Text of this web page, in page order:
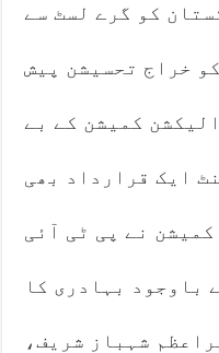
کو گرے لسٹ سے
خراج تحسیشن پیش
کمیشن کے بے
ایک قرارداد بھی
نے پی ٹی آئی
باوجود بہادری کا
شہباز شریف،